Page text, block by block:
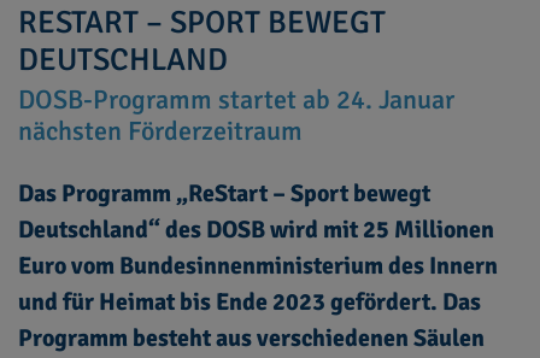
RESTART – SPORT BEWEGT
DEUTSCHLAND
DOSB-Programm startet ab 24. Januar
nächsten Förderzeitraum
Das Programm „ReStart – Sport bewegt
Deutschland“ des DOSB wird mit 25 Millionen
Euro vom Bundesinnenministerium des Innern
und für Heimat bis Ende 2023 gefördert. Das
Programm besteht aus verschiedenen Säulen